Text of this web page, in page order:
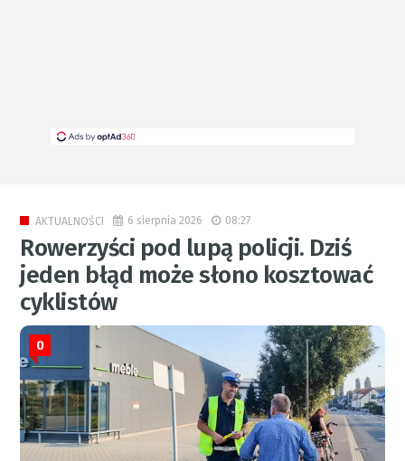
AKTUALNOŚCI 6 sierpnia 2026 08:27
Rowerzyści pod lupą policji. Dziś
jeden błąd może słono kosztować
cyklistów
0